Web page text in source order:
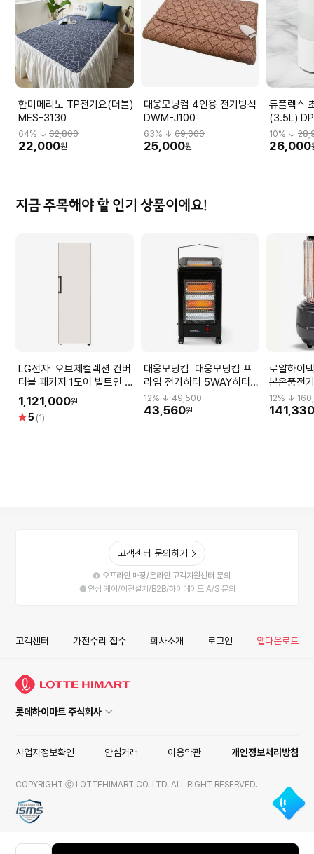
한미메리노 TP전기요(더블)
MES-3130
64% ↓ 62,800
22,000원
대웅모닝컴 4인용 전기방석
DWM-J100
63% ↓69,000
25,000원
듀플렉스
(3.5L)
10% ↓
26,000
지금 주목해야 할 인기 상품이에요!
LG전자 오브제컬렉션 컨버
터블 패키지 1도어 빌트인 냉
장고 X323MEF.AKOR
[384L,베이지]
1,121,000원
별5 (1)
대웅모닝컴 대웅모닝컴 프
라임 전기히터 5WAY히터
DWH-5050
12% ↓49,500
43,560원
로얄하이텍 로얄하이
본온풍전
5100
12% ↓
고객센터 문의하기
오프라인 매장/온라인 고객지원센터 문의
안심 케어/이전설치/B2B/하이메이드 A/S 문의
고객센터 가전수리 접수 회사소개 로그인 앱다운로드
롯데하이마트 주식회사
사업자정보확인 안심거래 이용약관 개인정보처리방침
COPYRIGHT ⓒ LOTTEHIMART CO. LTD. ALL RIGHT RESERVED.
ISMS